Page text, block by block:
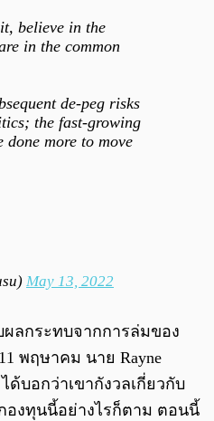
believe in the
in the common
de-peg risks
the fast-growing
done more to move
May 13, 2022
ลกระทบจากการล่มของ
พฤษาคม นาย Rayne
ด้บอกว่าเขากังวลเกี่ยวกับ
กองทุนนี้อย่างไรก็ตาม ตอนนี้